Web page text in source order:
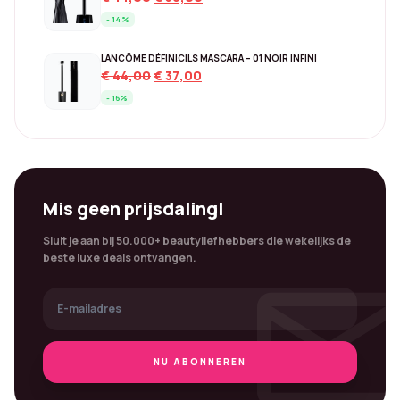
€ 44,00.
- 14%
LANCÔME DÉFINICILS MASCARA – 01 NOIR INFINI
€44,00Original
€37,00
- 16%
Mis geen prijsdaling!
Sluit je aan bij 50.000+ beautyliefhebbers die wekelijks de
beste luxe deals ontvangen.
NU ABONNEREN